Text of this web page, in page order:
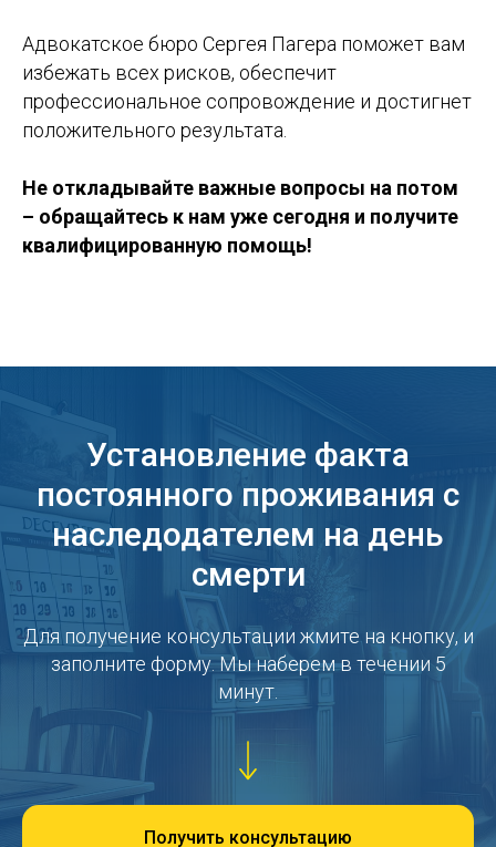
Адвокатское бюро Сергея Пагера поможет вам
избежать всех рисков, обеспечит
профессиональное сопровождение и достигнет
положительного результата.
Не откладывайте важные вопросы на потом
– обращайтесь к нам уже сегодня и получите
квалифицированную помощь!
Установление факта
постоянного проживания с
наследодателем на день
смерти
Для получение консультации жмите на кнопку, и
заполните форму. Мы наберем в течении 5
минут.
Получить консультацию